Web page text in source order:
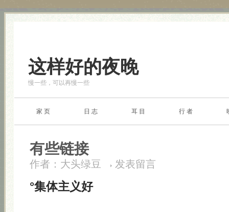
这样好的夜晚
慢一些，可以再慢一些
家 页 日 志 耳 目 行 者
有些链接
作者： 大头绿豆 发表留言
°集体主义好